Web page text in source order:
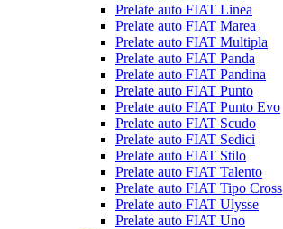
Prelate auto FIAT Linea
Prelate auto FIAT Marea
Prelate auto FIAT Multipla
Prelate auto FIAT Panda
Prelate auto FIAT Pandina
Prelate auto FIAT Punto
Prelate auto FIAT Punto Evo
Prelate auto FIAT Scudo
Prelate auto FIAT Sedici
Prelate auto FIAT Stilo
Prelate auto FIAT Talento
Prelate auto FIAT Tipo Cross
Prelate auto FIAT Ulysse
Prelate auto FIAT Uno